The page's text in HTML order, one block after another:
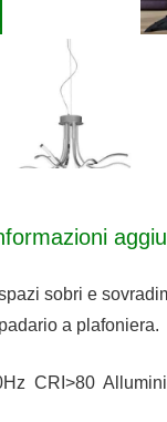
sobri e
a plafoniera.
CRI>80